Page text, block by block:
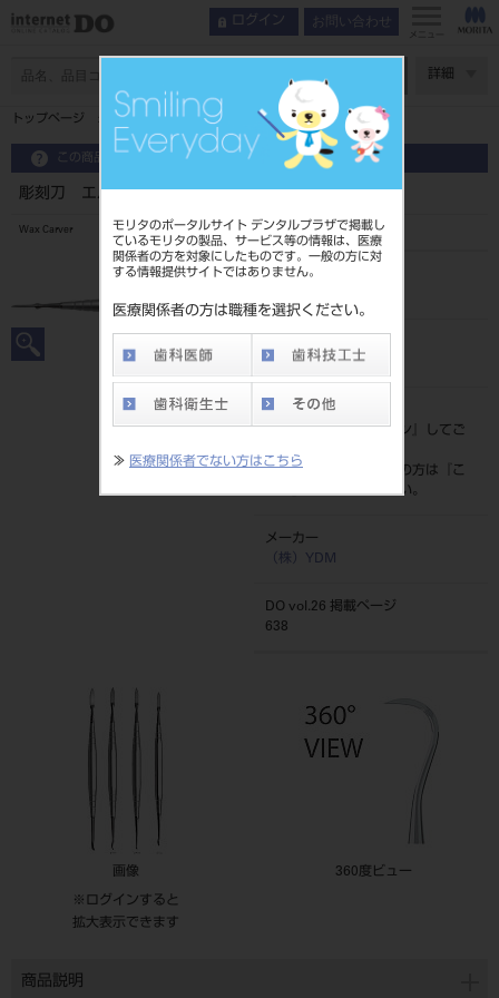
モリタのポータルサイト デンタルプラザで掲載し
ているモリタの製品、サービス等の情報は、医療
関係者の方を対象にしたものです。一般の方に対
する情報提供サイトではありません。
医療関係者の方は職種を選択ください。
≫ 医療関係者でない方はこちら
ログイン お問い合わせ
メニュー
詳細
トップページ 彫刻刀 エバン ＃AT1
この商品に関するお問い合わせ
彫刻刀 エバン ＃AT1
Wax Carver
品目コード
4963931071654
標準価格
価格の確認は『ログイン
』してご
ネット会員登録がまだの方は『
こ
ちら』より登録ください。
メーカー
（株）YDM
DO vol.26 掲載ページ
638
画像
※ログインすると
拡大表示できます
360度ビュー
商品説明